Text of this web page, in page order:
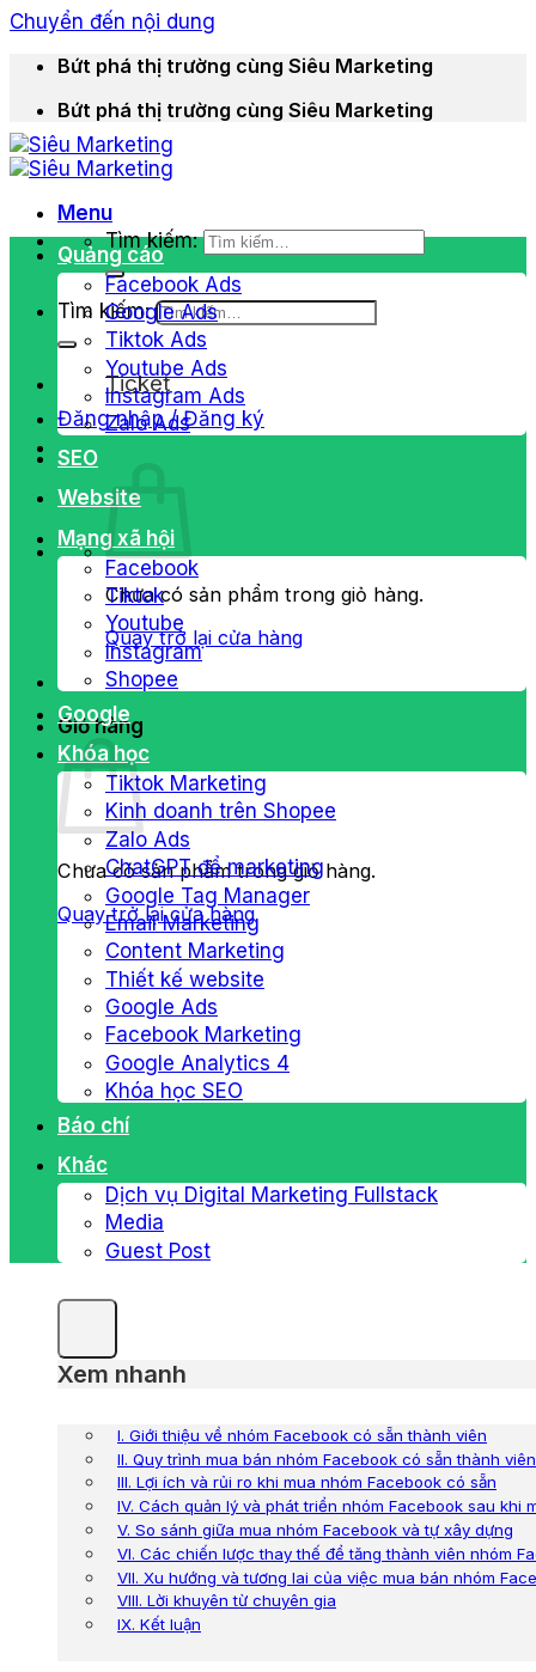
Chuyển đến nội dung
Bứt phá thị trường cùng Siêu Marketing
Bứt phá thị trường cùng Siêu Marketing
Menu
Tìm kiếm:
Tìm kiếm:
Ticket
Đăng nhập / Đăng ký
Chưa có sản phẩm trong giỏ hàng.
Quay trở lại cửa hàng
Giỏ hàng
Chưa có sản phẩm trong giỏ hàng.
Quay trở lại cửa hàng
Quảng cáo
Facebook Ads
Google Ads
Tiktok Ads
Youtube Ads
Instagram Ads
Zalo Ads
SEO
Website
Mạng xã hội
Facebook
Tiktok
Youtube
Instagram
Shopee
Google
Khóa học
Tiktok Marketing
Kinh doanh trên Shopee
Zalo Ads
ChatGPT để marketing
Google Tag Manager
Email Marketing
Content Marketing
Thiết kế website
Google Ads
Facebook Marketing
Google Analytics 4
Khóa học SEO
Báo chí
Khác
Dịch vụ Digital Marketing Fullstack
Media
Guest Post
Xem nhanh
I. Giới thiệu về nhóm Facebook có sẵn thành viên
II. Quy trình mua bán nhóm Facebook có sẵn thành viên
III. Lợi ích và rủi ro khi mua nhóm Facebook có sẵn
IV. Cách quản lý và phát triển nhóm Facebook sau khi
V. So sánh giữa mua nhóm Facebook và tự xây dựng
VI. Các chiến lược thay thế để tăng thành viên nhóm
VII. Xu hướng và tương lai của việc mua bán nhóm
VIII. Lời khuyên từ chuyên gia
IX. Kết luận